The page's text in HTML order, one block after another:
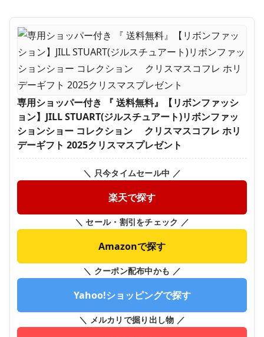
専用ショッパー付き 『 送料無料』【リボンファッシ
ョン】JILL STUART(ジルスチュアート)リボンファッ
ションショー コレクション クリスマスコフレ ホリ
デーギフト 2025クリスマスプレゼント
＼ 只今タイムセール中 ／
楽天で探す
＼ セール・割引をチェック ／
Amazonで探す
＼ クーポン配布中かも ／
Yahoo!ショッピングで探す
＼ メルカリで掘り出し物 ／